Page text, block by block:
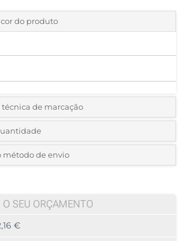
cor do produto
técnica de marcação
e as cores do logotipo:
10
método de envio
O SEU ORÇAMENTO
€